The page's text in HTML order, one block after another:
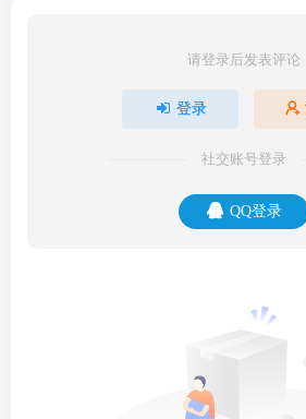
请登录后发表评论
登录
社交账号登录
QQ登录